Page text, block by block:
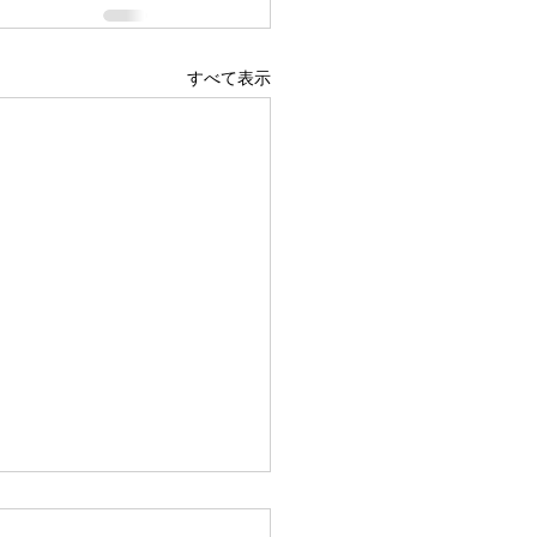
すべて表示
予選通過❣️